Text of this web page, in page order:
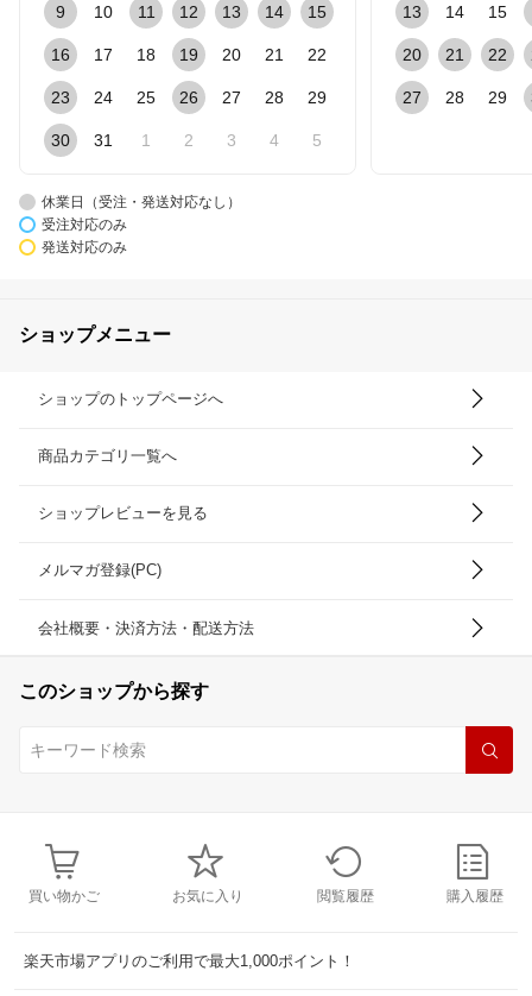
9 10 11 12 13 14 15
16 17 18 19 20 21 22
23 24 25 26 27 28 29
30 31 1 2 3 4 5
13 14 15
20 21 22
27 28 29
休業日（受注・発送対応なし）
受注対応のみ
発送対応のみ
ショップメニュー
ショップのトップページへ
商品カテゴリ一覧へ
ショップレビューを見る
メルマガ登録(PC)
会社概要・決済方法・配送方法
このショップから探す
買い物かご お気に入り 閲覧履歴 購入履歴
楽天市場アプリのご利用で最大1,000ポイント！